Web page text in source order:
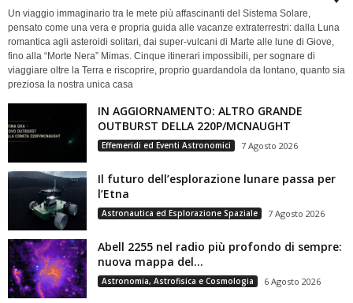
Un viaggio immaginario tra le mete più affascinanti del Sistema Solare,
pensato come una vera e propria guida alle vacanze extraterrestri: dalla Luna
romantica agli asteroidi solitari, dai super-vulcani di Marte alle lune di Giove,
fino alla “Morte Nera” Mimas. Cinque itinerari impossibili, per sognare di
viaggiare oltre la Terra e riscoprire, proprio guardandola da lontano, quanto sia
preziosa la nostra unica casa
IN AGGIORNAMENTO: ALTRO GRANDE
OUTBURST DELLA 220P/MCNAUGHT
Effemeridi ed Eventi Astronomici 7 Agosto 2026
Il futuro dell’esplorazione lunare passa per
l’Etna
Astronautica ed Esplorazione Spaziale 7 Agosto 2026
Abell 2255 nel radio più profondo di sempre:
nuova mappa del...
Astronomia, Astrofisica e Cosmologia 6 Agosto 2026